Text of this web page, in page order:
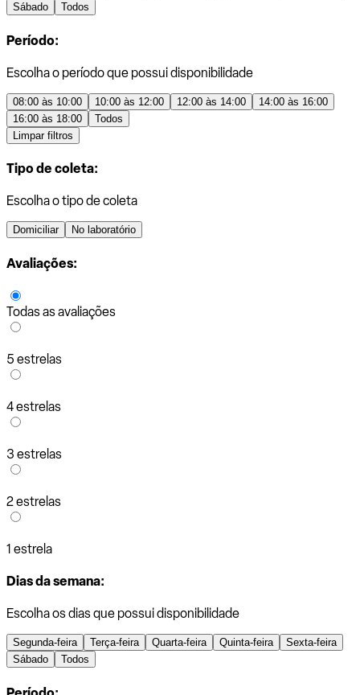
Sábado
Todos
Período:
Escolha o período que possui disponibilidade
08:00 às 10:00 10:00 às 12:00 12:00 às 14:00
14:00 às 16:00
16:00 às 18:00
Todos
Limpar filtros
Tipo de coleta:
Escolha o tipo de coleta
Domiciliar No laboratório
Avaliações:
Todas as avaliações
5 estrelas
4 estrelas
3 estrelas
2 estrelas
1 estrela
Dias da semana:
Escolha os dias que possui disponibilidade
Segunda-feira Terça-feira Quarta-feira Quinta-feira
Sexta-feira
Sábado
Todos